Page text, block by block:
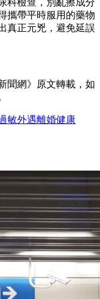
科檢查，別亂擦成分
攜帶平時服用的藥物
真正元兇，避免延誤
聞網》原文轉載，如
敏外遇離婚健康